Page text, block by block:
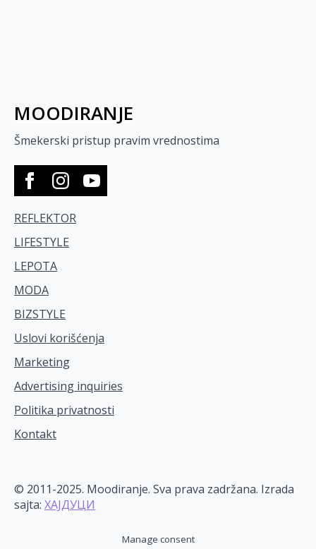
MOODIRANJE
Šmekerski pristup pravim vrednostima
REFLEKTOR
LIFESTYLE
LEPOTA
MODA
BIZSTYLE
Uslovi korišćenja
Marketing
Advertising inquiries
Politika privatnosti
Kontakt
© 2011-2025. Moodiranje. Sva prava zadržana. Izrada
sajta: ХАЈДУЦИ
Manage consent